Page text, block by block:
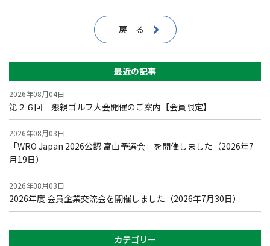
戻 る
最近の記事
2026年08月04日
第２６回 懇親ゴルフ大会開催のご案内【会員限定】
2026年08月03日
「WRO Japan 2026公認 富山予選会」を開催しました（2026年7
月19日）
2026年08月03日
2026年度 会員企業交流会を開催しました（2026年7月30日）
カテゴリー